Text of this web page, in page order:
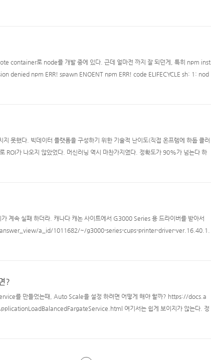
력된다.
container로 node를 개발 중에 있다. 근데 얼마전 까지 잘 되던게, 특히 npm inst
denied npm ERR! spawn ENOENT npm ERR! code ELIFECYCLE sh: 1: nod
우고 아무리 다시 시도해도 계속해서 이런류의 에러가 발생한다. 아니 나는 doc
못했다. 빅데이터 플랫폼을 구성하기 위한 기술적 난이도(직접 온프렘에 하둡 클러
ROI가 나오지 않았었다. 머신러닝 역시 마찬가지였다. 정확도가 90%가 넘는다 하
머신러닝에 드는 수 많은 인프라를 어떻게 구성해야하는지 (그래픽카드가 너무나
계속 실패 하더라. 캐나다 캐논 사이트에서 G3000 Series 용 드라이버를 받아서
a_id/1011682/~/g3000-series-cups-printer-driver-ver.16.40.1.
History [Ver.16.40.1.0] - macOS Big Sur (11.0) has been added as a supp
?
를 만들었는때, Auto Scale을 설정 하려면 어떻게 해야 할까? https://docs.a
여기서는 쉽게 보이지가 않는다. 정
'FargateService', { //... } fargateService.service.aut